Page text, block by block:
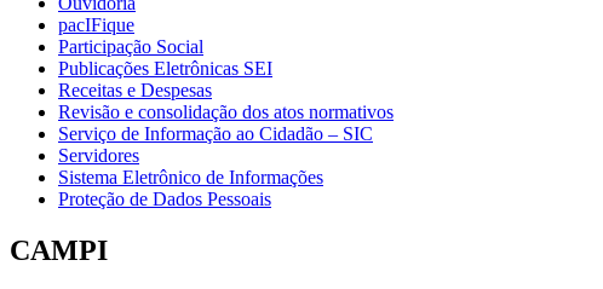
pacIFique
Participação Social
Publicações Eletrônicas SEI
Receitas e Despesas
Revisão e consolidação dos atos normativos
Serviço de Informação ao Cidadão – SIC
Servidores
Sistema Eletrônico de Informações
Proteção de Dados Pessoais
CAMPI